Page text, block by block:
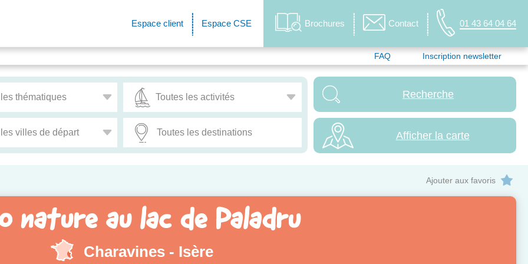
Espace client Espace CSE Brochures Contact 01 43 64 04 64
FAQ Inscription newsletter
Afficher la carte
Ajouter aux favoris
nature au lac de Paladru
Charavines - Isère